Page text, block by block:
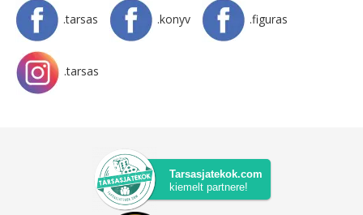
.tarsas .konyv .figuras
.tarsas
Tarsasjatekok.com
kiemelt partnere!